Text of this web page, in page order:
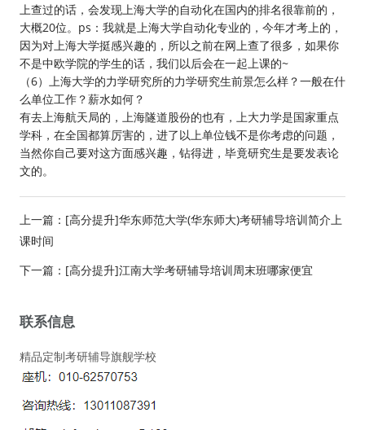
上查过的话，会发现上海大学的自动化在国内的排名很靠前的，
大概20位。ps：我就是上海大学自动化专业的，今年才考上的，
因为对上海大学挺感兴趣的，所以之前在网上查了很多，如果你
不是中欧学院的学生的话，我们以后会在一起上课的~
（6）上海大学的力学研究所的力学研究生前景怎么样？一般在什
么单位工作？薪水如何？
有去上海航天局的，上海隧道股份的也有，上大力学是国家重点
学科，在全国都算厉害的，进了以上单位钱不是你考虑的问题，
当然你自己要对这方面感兴趣，钻得进，毕竟研究生是要发表论
文的。
上一篇： [高分提升]华东师范大学(华东师大)考研辅导培训简介上
课时间
下一篇： [高分提升]江南大学考研辅导培训周末班哪家便宜
联系信息
精品定制考研辅导旗舰学校